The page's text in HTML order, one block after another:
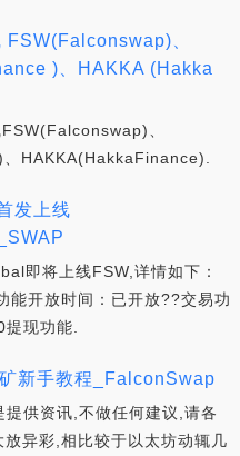
、
)、HAKKA (Hakka
、
HAKKA(HakkaFinance).
发上线
即将上线FSW,详情如下：
能开放时间：已开放??交易功
现功能.
新手教程_FalconSwap
供资讯,不做任何建议,请各
异彩,相比较于以太坊动辄几